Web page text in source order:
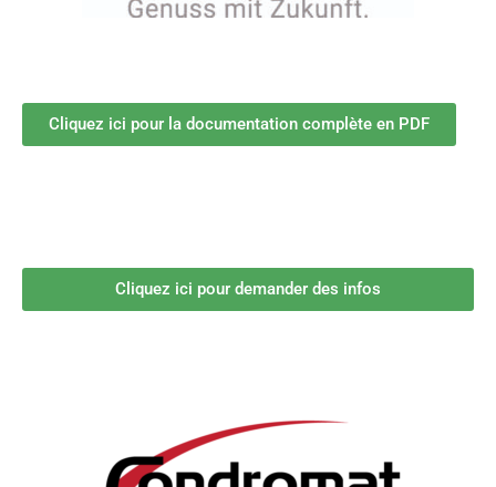
Cliquez ici pour la documentation complète en PDF
Cliquez ici pour demander des infos